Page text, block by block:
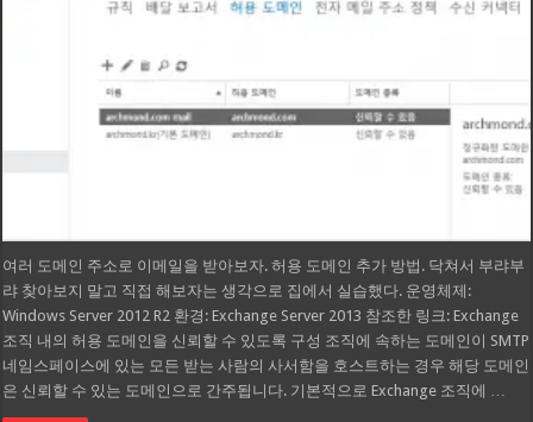
여러 도메인 주소로 이메일을 받아보자. 허용 도메인 추가 방법. 닥쳐서 부랴부
랴 찾아보지 말고 직접 해보자는 생각으로 집에서 실습했다. 운영체제:
Windows Server 2012 R2 환경: Exchange Server 2013 참조한 링크: Exchange
조직 내의 허용 도메인을 신뢰할 수 있도록 구성 조직에 속하는 도메인이 SMTP
네임스페이스에 있는 모든 받는 사람의 사서함을 호스트하는 경우 해당 도메인
은 신뢰할 수 있는 도메인으로 간주됩니다. 기본적으로 Exchange 조직에 …